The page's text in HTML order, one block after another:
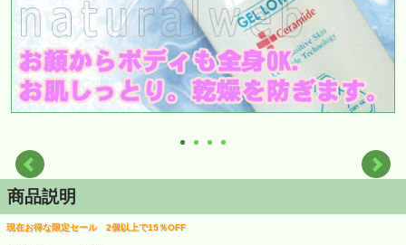
商品説明
現在お得な限定セール 2個以上で15％OFF